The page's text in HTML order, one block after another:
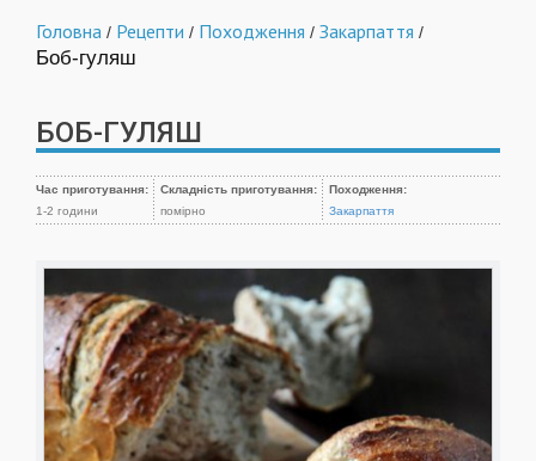
Головна / Рецепти / Походження / Закарпаття /
Боб-гуляш
БОБ-ГУЛЯШ
Час приготування:
1-2 години
Складність приготування:
помірно
Походження:
Закарпаття